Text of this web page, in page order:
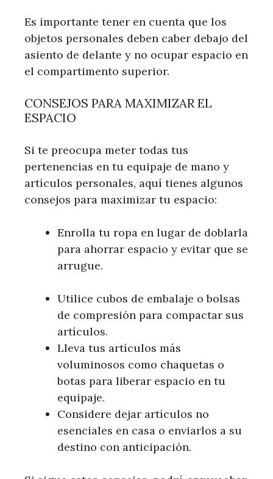
Es importante tener en cuenta que los
objetos personales deben caber debajo del
asiento de delante y no ocupar espacio en
el compartimento superior.
CONSEJOS PARA MAXIMIZAR EL
ESPACIO
Si te preocupa meter todas tus
pertenencias en tu equipaje de mano y
artículos personales, aquí tienes algunos
consejos para maximizar tu espacio:
Enrolla tu ropa en lugar de doblarla
para ahorrar espacio y evitar que se
arrugue.
Utilice cubos de embalaje o bolsas
de compresión para compactar sus
artículos.
Lleva tus artículos más
voluminosos como chaquetas o
botas para liberar espacio en tu
equipaje.
Considere dejar artículos no
esenciales en casa o enviarlos a su
destino con anticipación.